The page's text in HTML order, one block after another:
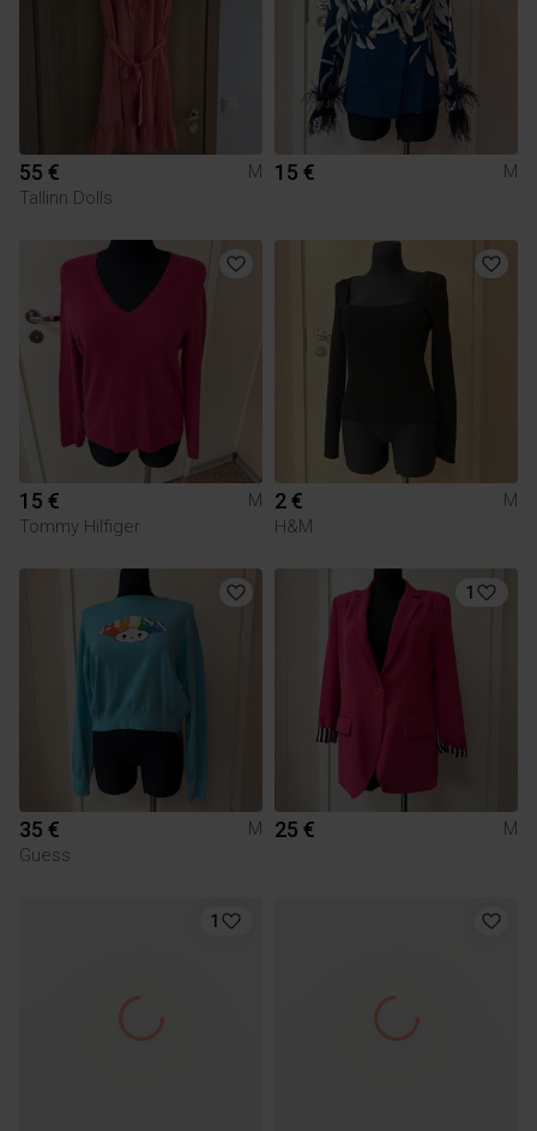
55 €
M
Tallinn Dolls
15 € M
15 €
M
Tommy Hilfiger
2 €
M
H&M
35 €
M
Guess
1
25 € M
1